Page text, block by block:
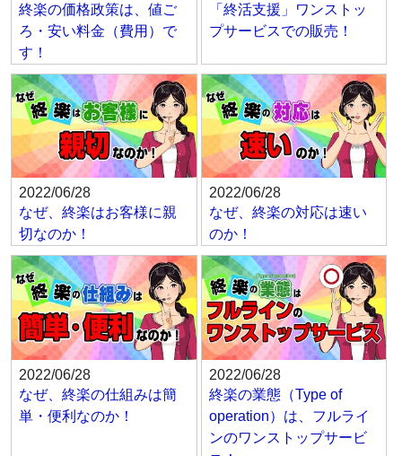
終楽の価格政策は、値ご
ろ・安い料金（費用）で
す！
「終活支援」ワンストッ
プサービスでの販売！
2022/06/28
なぜ、終楽はお客様に親
切なのか！
2022/06/28
なぜ、終楽の対応は速い
のか！
2022/06/28
なぜ、終楽の仕組みは簡
単・便利なのか！
2022/06/28
終楽の業態（Type of
operation）は、フルライ
ンのワンストップサービ